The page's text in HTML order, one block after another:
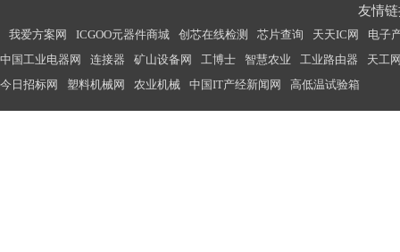
友情
我爱方案网 ICGOO元器件商城 创芯在线检测 芯片查询 天天IC网
电子
中国工业电器网
连接器 矿山设备网 工博士 智慧农业 工业路由器
天工
今日招标网
塑料机械网 农业机械 中国IT产经新闻网 高低温试验箱